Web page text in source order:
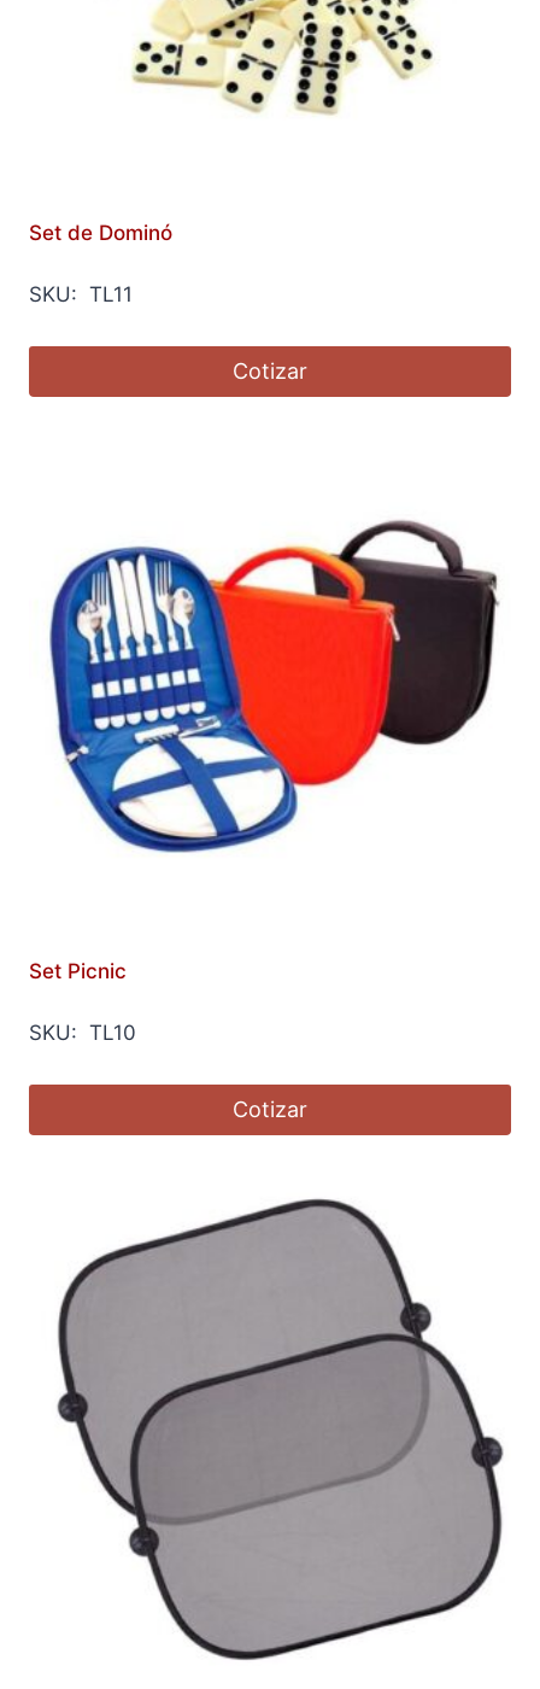
Set de Dominó
SKU: TL11
Cotizar
Set Picnic
SKU: TL10
Cotizar